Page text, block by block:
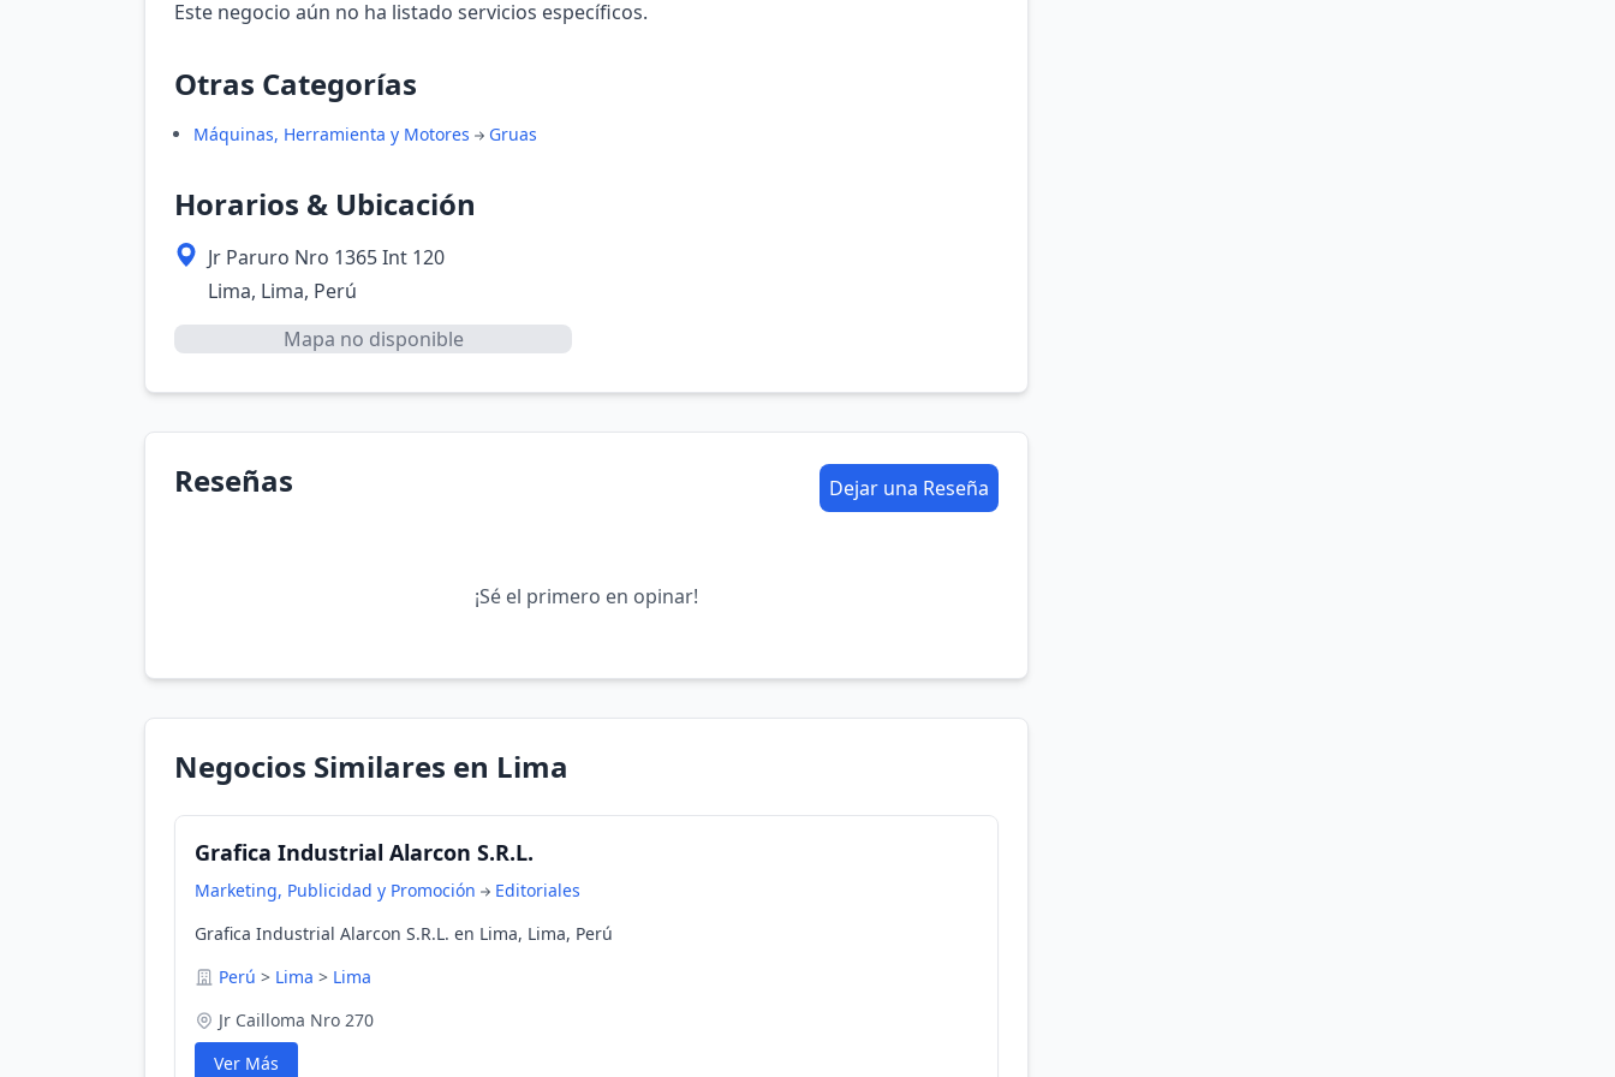
Este negocio aún no ha listado servicios específicos.
Otras Categorías
Máquinas, Herramienta y Motores Gruas
Horarios & Ubicación
Jr Paruro Nro 1365 Int 120
Lima, Lima, Perú
Mapa no disponible
Reseñas Dejar una Reseña
¡Sé el primero en opinar!
Negocios Similares en Lima
Grafica Industrial Alarcon S.R.L.
Marketing, Publicidad y Promoción
Editoriales
Grafica Industrial Alarcon S.R.L. en Lima, Lima, Perú
Perú > Lima > Lima
Jr Cailloma Nro 270
Ver Más